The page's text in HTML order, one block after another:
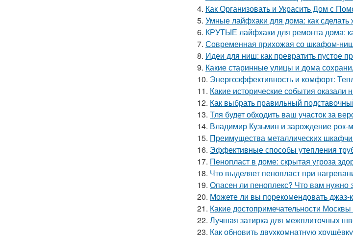
4. Как Организовать и Украсить Дом с
5. Умные лайфхаки для дома: как
6. КРУТЫЕ лайфхаки для ремонта дома:
7. Современная прихожая со шкафом-
8. Идеи для ниш: как превратить пустое
9. Какие старинные улицы и дома
10. Энергоэффективность и комфорт:
11. Какие исторические события
12. Как выбрать правильный
13. Тля будет обходить ваш участок за
14. Владимир Кузьмин и зарождение рок-
15. Преимущества металлических
16. Эффективные способы утепления
17. Пенопласт в доме: скрытая угроза
18. Что выделяет пенопласт при
19. Опасен ли пеноплекс? Что вам нужно
20. Можете ли вы порекомендовать джаз-
21. Какие достопримечательности
22. Лучшая затирка для межплиточных
23. Как обновить двухкомнатную